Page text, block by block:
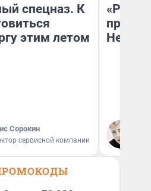
спецназ. К
этим летом
Сорокин
сервисной компании